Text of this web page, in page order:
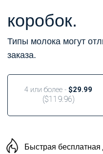
коробок.
Типы молока могут
заказа.
4 или более - $29.99
($119.96)
Быстрая бесплатная